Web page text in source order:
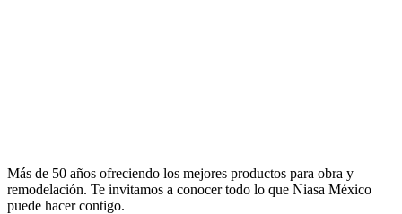
Más de 50 años ofreciendo los mejores productos para obra y
remodelación. Te invitamos a conocer todo lo que Niasa México
puede hacer contigo.